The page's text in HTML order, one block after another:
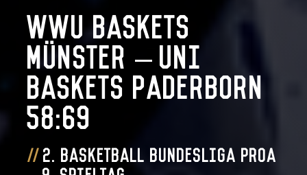
WWU Baskets
Münster – Uni
Baskets Paderborn
58:69
2. Basketball Bundesliga ProA